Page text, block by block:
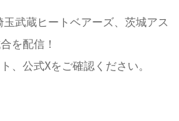
武蔵ヒートベアーズ、茨城アス
を配信！
、公式Xをご確認ください。